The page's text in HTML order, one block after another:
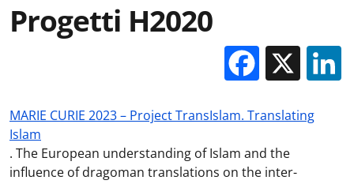
Progetti H2020
X
MARIE CURIE 2023 – Project TransIslam. Translating
Islam
. The European understanding of Islam and the
influence of dragoman translations on the inter-